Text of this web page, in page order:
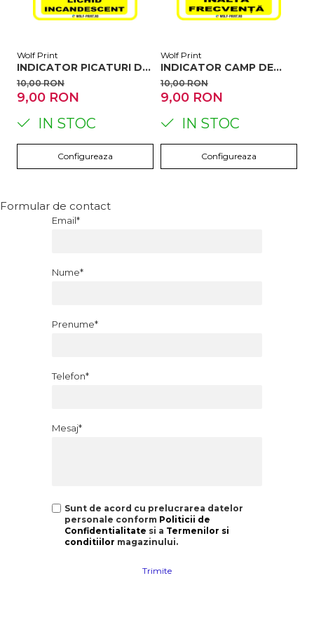
Wolf Print
INDICATOR PICATURI DE
LICHID INCANDESCENT
10,00 RON
9,00 RON
IN STOC
Configureaza
Wolf Print
INDICATOR CAMP DE
INALTA FRECVENTA
10,00 RON
9,00 RON
IN STOC
Configureaza
Formular de contact
Email*
Nume*
Prenume*
Telefon*
Mesaj*
Sunt de acord cu prelucrarea datelor
personale conform Politicii de
Confidentialitate si a Termenilor si
conditiilor magazinului.
Trimite